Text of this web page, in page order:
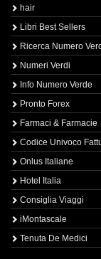
hair
Libri Best Sellers
Ricerca Numero
Numeri Verdi
Info Numero Verde
Pronto Forex
Farmaci & Farmacie
Codice Univoco
Onlus Italiane
Hotel Italia
Consiglia Viaggi
iMontascale
Tenuta De Medici